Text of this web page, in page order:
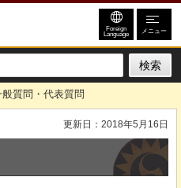
Foreign
Language メニュー
質問・代表質問
更新日：2018年5月16日